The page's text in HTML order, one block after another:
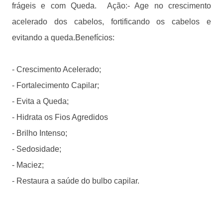
frágeis e com Queda. Ação:- Age no crescimento
acelerado dos cabelos, fortificando os cabelos e
evitando a queda.Benefícios:
- Crescimento Acelerado;
- Fortalecimento Capilar;
- Evita a Queda;
- Hidrata os Fios Agredidos
- Brilho Intenso;
- Sedosidade;
- Maciez;
- Restaura a saúde do bulbo capilar.